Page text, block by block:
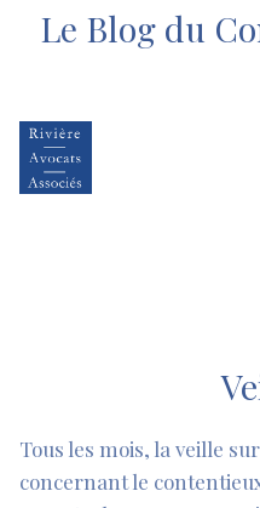
Le Blog du
Tous les mois, la veille
concernant le